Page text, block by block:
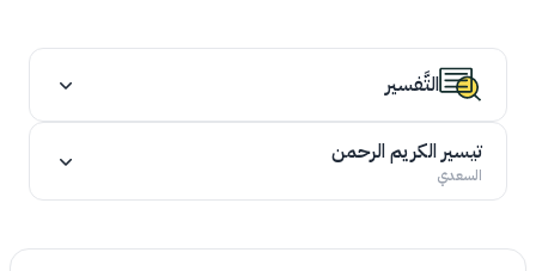
التَّفسير
تيسير الكريم الرحمن
السعدي